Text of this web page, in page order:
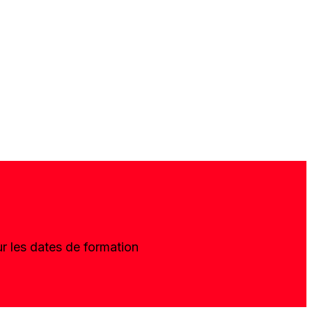
les dates de formation